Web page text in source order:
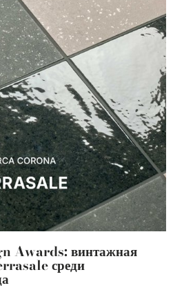
Awards: винтажная
среди